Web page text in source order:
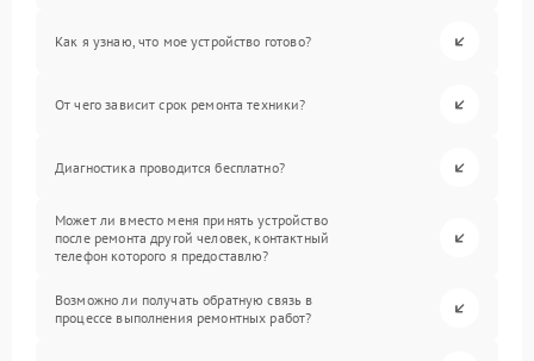
Как я узнаю, что мое устройство готово?
От чего зависит срок ремонта техники?
Диагностика проводится бесплатно?
Может ли вместо меня принять устройство
после ремонта другой человек, контактный
телефон которого я предоставлю?
Возможно ли получать обратную связь в
процессе выполнения ремонтных работ?